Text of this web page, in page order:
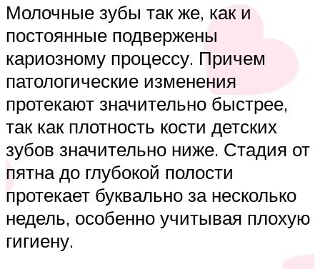
Молочные зубы так же, как и
постоянные подвержены
кариозному процессу. Причем
патологические изменения
протекают значительно быстрее,
так как плотность кости детских
зубов значительно ниже. Стадия от
пятна до глубокой полости
протекает буквально за несколько
недель, особенно учитывая плохую
гигиену.